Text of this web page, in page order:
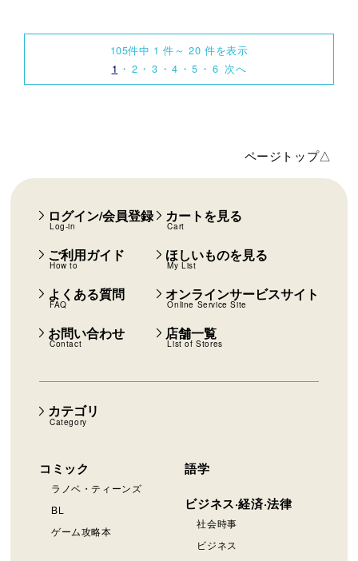
105件中 1 件～ 20 件を表示
1
2 3 4 5 6 次へ
ページトップ△
カテゴリ
Category
コミック
ラノベ・ティーンズ
BL
ゲーム攻略本
語学
ビジネス·経済·法律
社会時事
ビジネス
ログイン/会員登録
Log-in
カートを見る
Cart
ご利用ガイド
How to
ほしいものを見る
My List
よくある質問
FAQ
オンラインサービスサイト
Online Service Site
お問い合わせ
Contact
店舗一覧
List of Stores